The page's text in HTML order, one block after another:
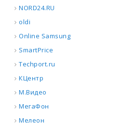
NORD24.RU
oldi
Online Samsung
SmartPrice
Techport.ru
КЦентр
М.Видео
МегаФон
Мелеон